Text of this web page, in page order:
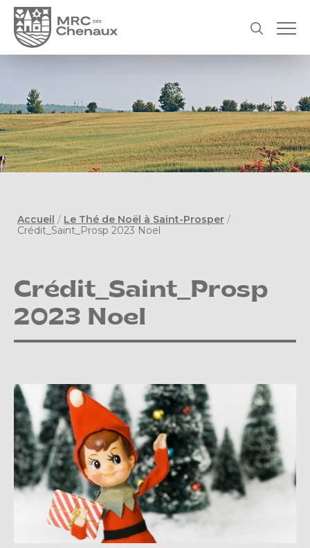
Accueil / Le Thé de Noël à Saint-Prosper /
Crédit_Saint_Prosp 2023 Noel
Crédit_Saint_Prosp
2023 Noel